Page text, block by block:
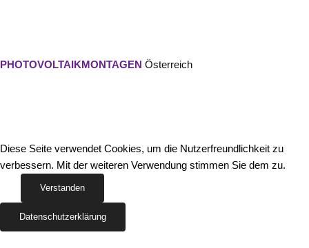
PHOTOVOLTAIKMONTAGEN Österreich
Diese Seite verwendet Cookies, um die Nutzerfreundlichkeit zu
verbessern. Mit der weiteren Verwendung stimmen Sie dem zu.
Verstanden
Datenschutzerklärung